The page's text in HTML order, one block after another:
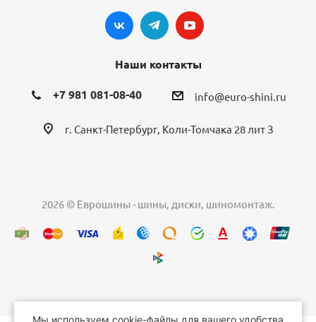
Наши контакты
+7 981 081-08-40 info@euro-shini.ru
г. Санкт-Петербург, Коли-Томчака 28 лит З
2026 © Еврошины - шины, диски, шиномонтаж.
Мы используем cookie-файлы для вашего удобства